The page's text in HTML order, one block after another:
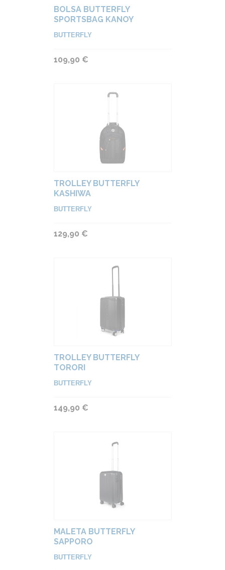
BOLSA BUTTERFLY
SPORTSBAG KANOY
BUTTERFLY
109,90 €
TROLLEY BUTTERFLY
KASHIWA
BUTTERFLY
129,90 €
TROLLEY BUTTERFLY
TORORI
BUTTERFLY
149,90 €
MALETA BUTTERFLY
SAPPORO
BUTTERFLY